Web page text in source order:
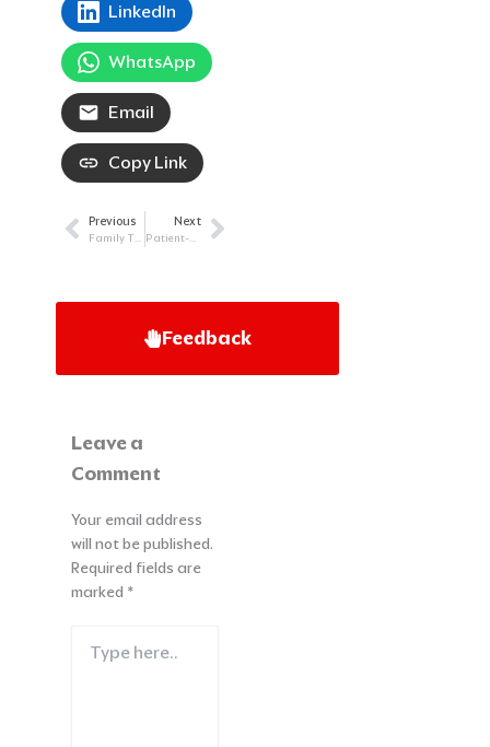
LinkedIn
WhatsApp
Email
Copy Link
Prev
Previous
Family Ties: Navigating Multiple Myeloma Together
Next
Patient-Doctor Perspectives: Resilience in Relapsed/Refractory Hodgkin Lymphoma Next
Feedback
Leave a
Comment
Your email address
will not be published.
Required fields are
marked *
here..